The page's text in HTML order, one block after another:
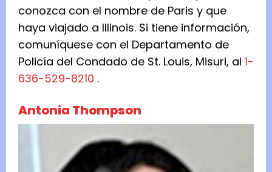
conozca con el nombre de Paris y que
haya viajado a Illinois. Si tiene información,
comuníquese con el Departamento de
Policía del Condado de St. Louis, Misuri, al 1-
636-529-8210 .
Antonia Thompson